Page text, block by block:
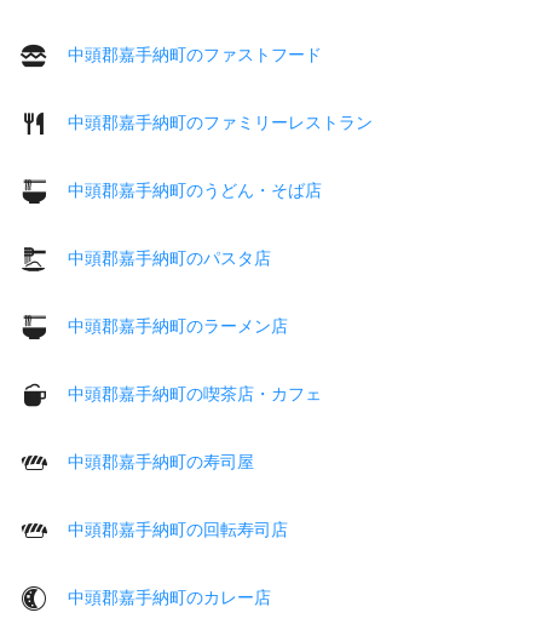
中頭郡嘉手納町のファストフード
中頭郡嘉手納町のファミリーレストラン
中頭郡嘉手納町のうどん・そば店
中頭郡嘉手納町のパスタ店
中頭郡嘉手納町のラーメン店
中頭郡嘉手納町の喫茶店・カフェ
中頭郡嘉手納町の寿司屋
中頭郡嘉手納町の回転寿司店
中頭郡嘉手納町のカレー店